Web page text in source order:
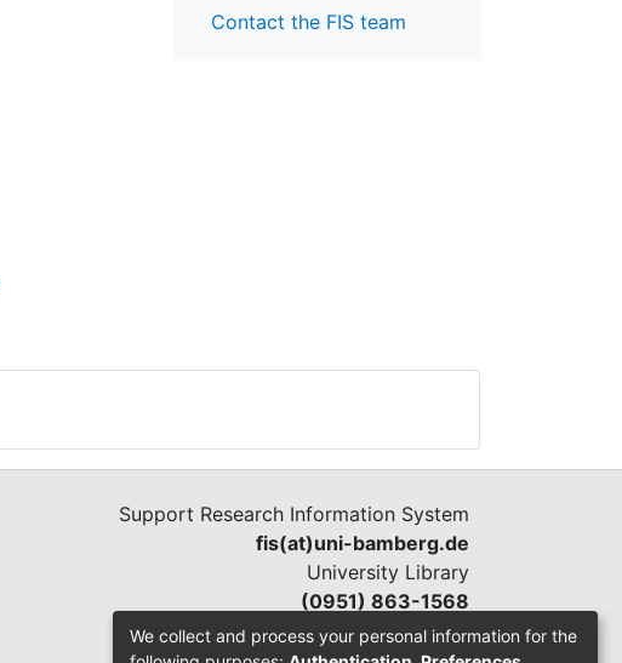
Contact the FIS team
Support Research Information System
fis(at)uni-bamberg.de
University Library
(0951) 863-1568
We collect and process your personal information for the